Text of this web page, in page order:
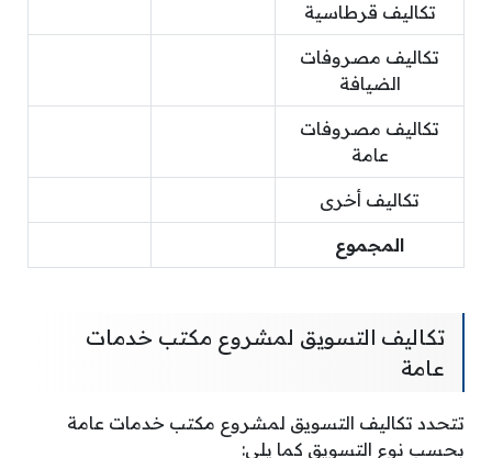
تكاليف قرطاسية
تكاليف مصروفات
الضيافة
تكاليف مصروفات
عامة
تكاليف أخرى
المجموع
تكاليف التسويق لمشروع مكتب خدمات
عامة
تتحدد تكاليف التسويق لمشروع مكتب خدمات عامة
بحسب نوع التسويق كما يلي: